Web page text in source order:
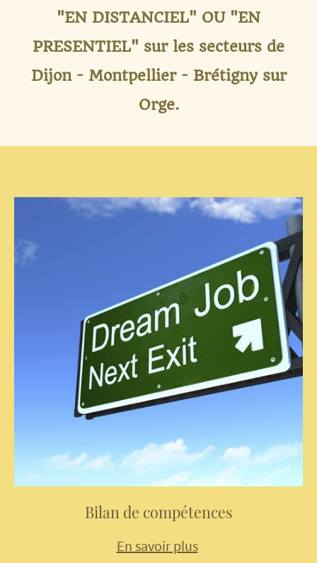
"EN DISTANCIEL" OU "EN
PRESENTIEL" sur les secteurs de
Dijon - Montpellier - Brétigny sur
Orge.
Bilan de compétences
En savoir plus